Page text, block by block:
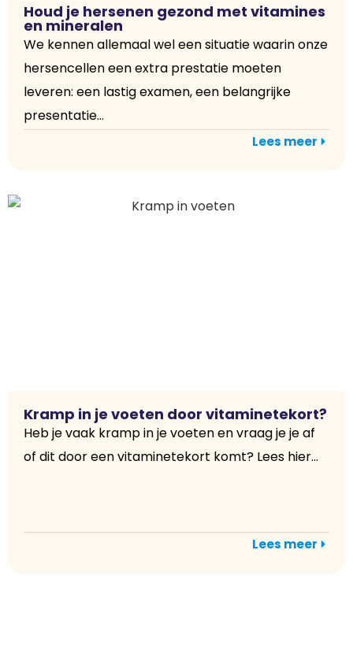
Houd je hersenen gezond met vitamines
en mineralen
We kennen allemaal wel een situatie waarin onze
hersencellen een extra prestatie moeten
leveren: een lastig examen, een belangrijke
presentatie...
Lees meer
Kramp in je voeten door vitaminetekort?
Heb je vaak kramp in je voeten en vraag je je af
of dit door een vitaminetekort komt? Lees hier...
Lees meer